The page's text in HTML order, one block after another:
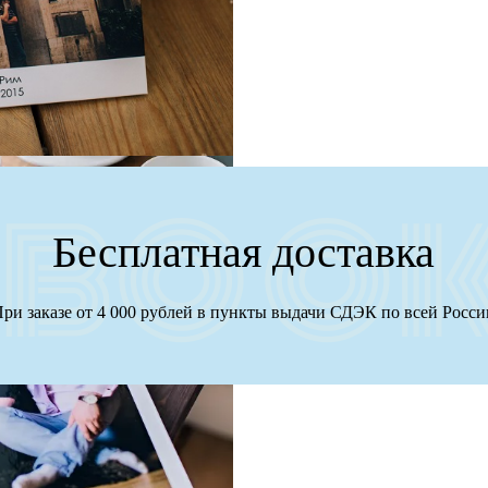
Бесплатная доставка
заказе от 4 000 рублей в пункты выдачи СДЭК по всей